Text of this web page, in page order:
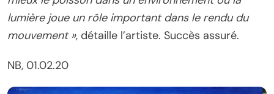
lumière joue un rôle important dans le rendu du
mouvement », détaille l’artiste. Succès assuré.
NB, 01.02.20